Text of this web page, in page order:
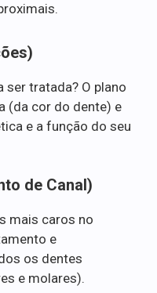
ser tratada? O plano
(da cor do dente) e
e a função do seu
de Canal)
mais caros no
e
os dentes
e molares).